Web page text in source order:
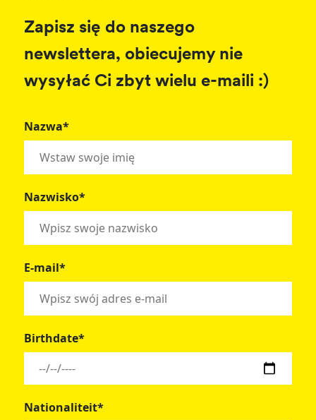
Zapisz się do naszego
newslettera, obiecujemy nie
wysyłać Ci zbyt wielu e-maili :)
Nazwa*
Nazwisko*
E-mail*
Birthdate*
Nationaliteit*